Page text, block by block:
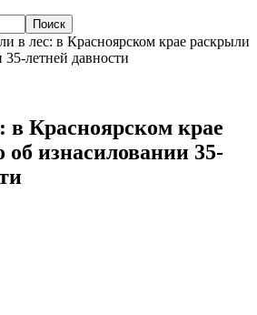
в лес: в Красноярском крае раскрыли
35-летней давности
в Красноярском крае
об изнасиловании 35-